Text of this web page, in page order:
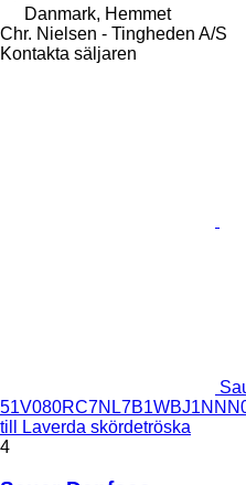
Danmark, Hemmet
Chr. Nielsen - Tingheden A/S
Kontakta säljaren
till Laverda skördetröska
4